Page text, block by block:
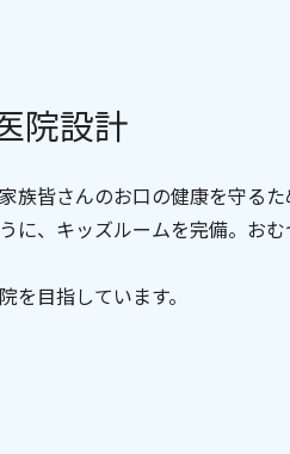
院設計
族皆さんのお口の健康を守る
に、キッズルームを完備。お
を目指しています。
ペ補助、